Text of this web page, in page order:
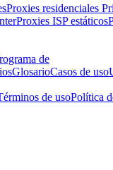
Proxies residenciales
Proxies ISP estáticos
de
GlosarioCasos de uso
de usoPolítica